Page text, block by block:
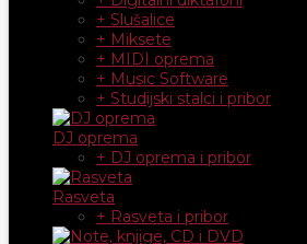
+ Slušalice
+ Miksete
+ MIDI oprema
+ Music Software
+ Studijski stalci i pribor
DJ oprema
+ DJ oprema i pribor
Rasveta
+ Rasveta i pribor